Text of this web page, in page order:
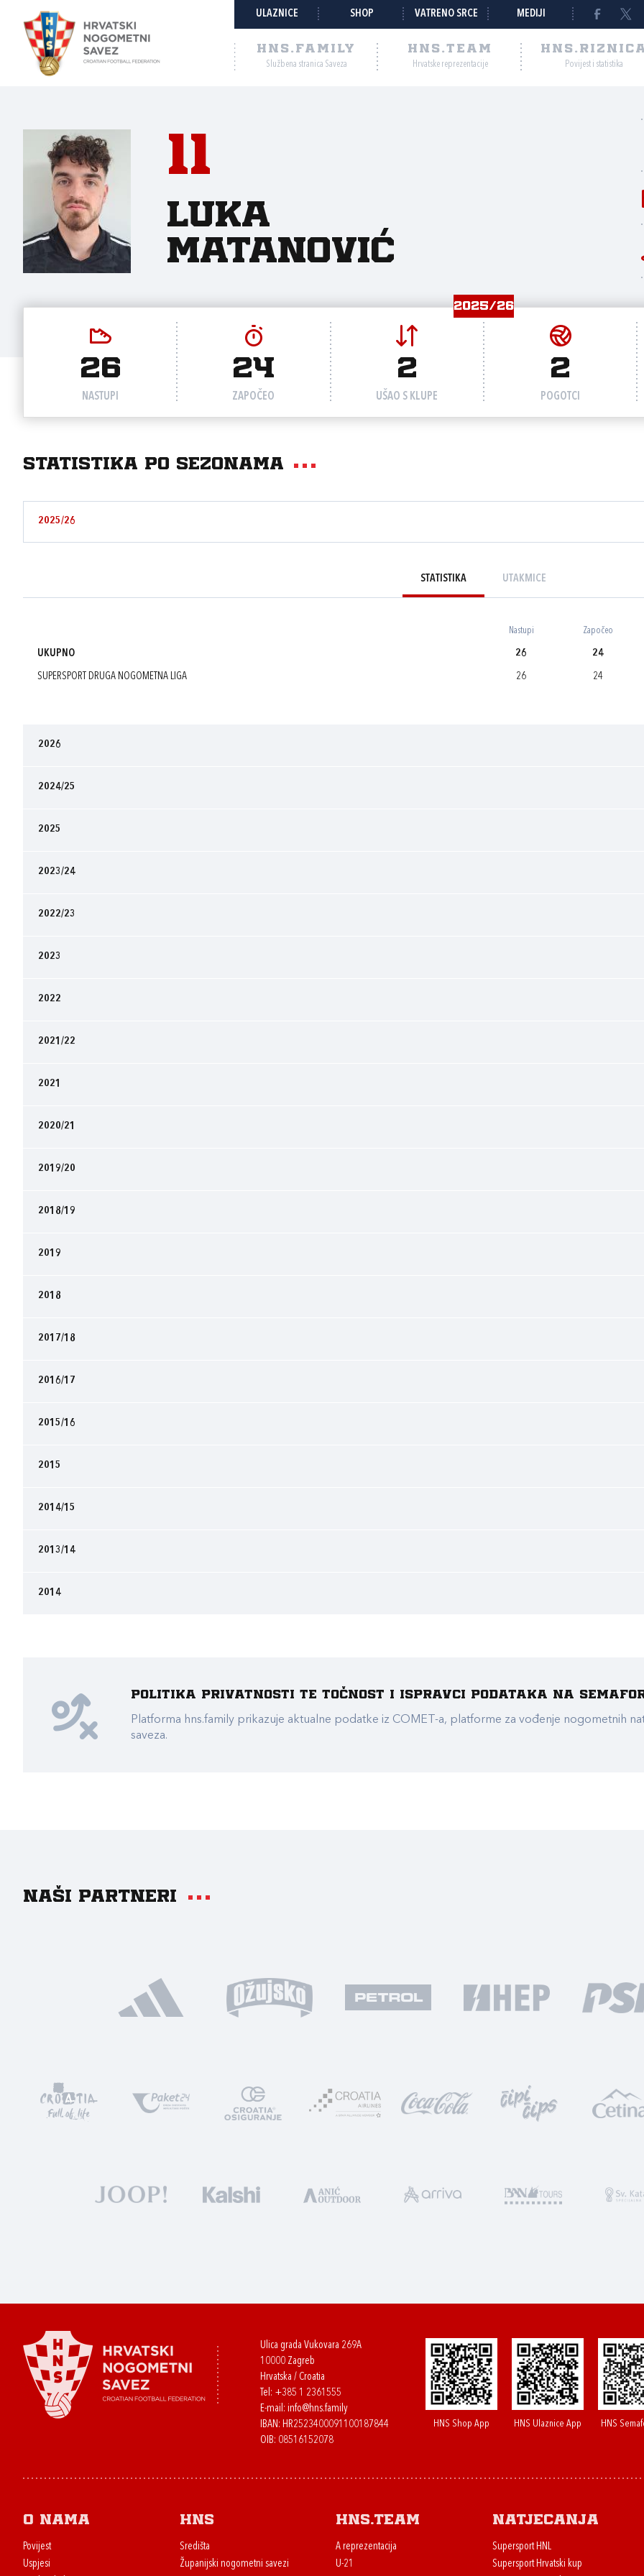
ULAZNICE SHOP VATRENO SRCE MEDIJI
HNS.FAMILY
Službena stranica Saveza
HNS.TEAM
Hrvatske reprezentacije Povijest i statistika
11
Luka
Matanović
2025/26
26
NASTUPI
24
ZAPOČEO
2
UŠAO S KLUPE
2
POGOTCI
Statistika po sezonama
2025/26
STATISTIKA UTAKMICE
Nastupi Započeo
UKUPNO 26 24
SUPERSPORT DRUGA NOGOMETNA LIGA 26 24
2026
2024/25
2025
2023/24
2022/23
2023
2022
2021/22
2021
2020/21
2019/20
2018/19
2019
2018
2017/18
2016/17
2015/16
2015
2014/15
2013/14
2014
Politika privatnosti te točnost i ispravci podataka na
Platforma hns.family prikazuje aktualne podatke iz COMET-a, platforme za vođenje nogometnih
saveza.
Naši partneri
Ulica grada Vukovara 269A
10000 Zagreb
Hrvatska / Croatia
Tel: +385 1 2361555
E-mail: info@hns.family
IBAN: HR2523400091100187844
OIB: 08516152078
HNS Shop App HNS Ulaznice App HNS
O nama
Povijest
Uspjesi
HNS
Središta
Županijski nogometni savezi
HNS.team
A reprezentacija
U-21
Natjecanja
Supersport HNL
Supersport Hrvatski kup